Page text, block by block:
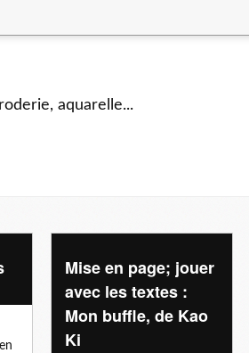
aquarelle...
Mise en page; jouer
avec les textes :
Mon buffle, de Kao
Ki